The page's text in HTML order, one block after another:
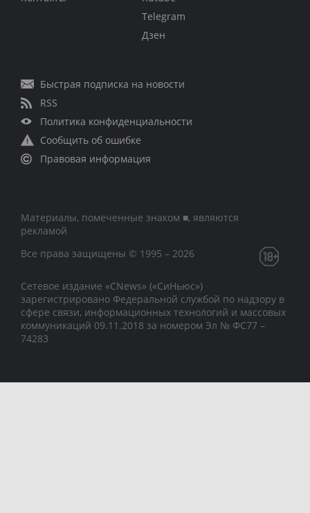
Telegram
Дзен
Быстрая подписка на новости
RSS
Политика конфиденциальности
Сообщить об ошибке
Правовая информация
Материалы, помеченные знаком ■, являются
рекламой
Все права защищены © 1995 – 2026
Сетевое издание «CNews» («СиНьюс»)
зарегистрировано Федеральной службой по надзору в
сфере связи, информационных технологий и массовых
коммуникаций 09.11.2018 за номером Эл № ФС77 –
74283